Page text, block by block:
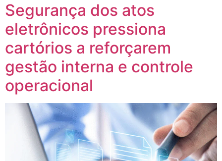
Segurança dos atos
eletrônicos pressiona
cartórios a reforçarem
gestão interna e controle
operacional